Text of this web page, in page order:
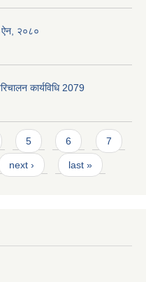
ऐन, २०८०
कार्यविधि 2079
5 6 7
next › last »